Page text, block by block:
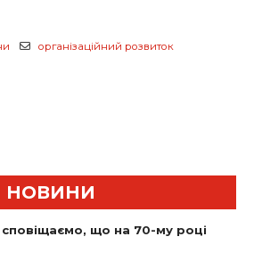
організаційний розвиток
НОВИНИ
що на 70-му році